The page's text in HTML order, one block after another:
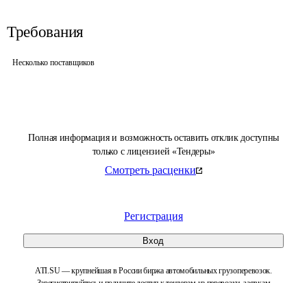
Полная информация и возможность оставить отклик доступны
только с лицензией «Тендеры»
Смотреть расценки
Регистрация
Вход
ATI.SU — крупнейшая в России биржа автомобильных грузоперевозок.
Требования
Несколько поставщиков